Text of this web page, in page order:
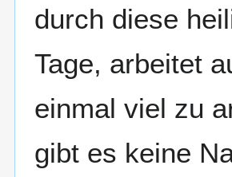
durch diese
Tage, arbeitet
einmal viel zu
gibt es keine